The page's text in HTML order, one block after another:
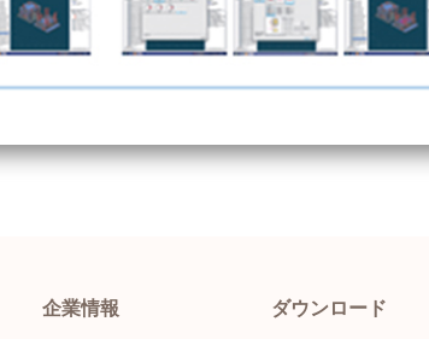
企業情報
ダウンロード